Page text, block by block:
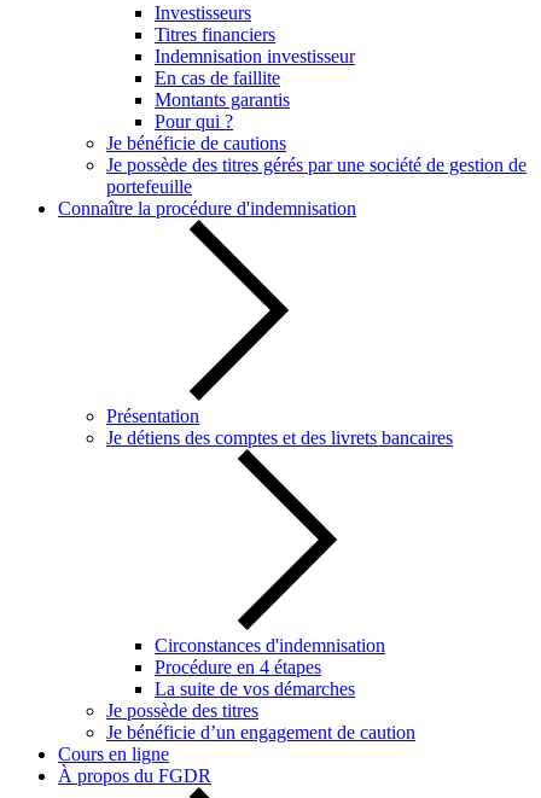
Investisseurs
Titres financiers
Indemnisation investisseur
En cas de faillite
Montants garantis
Pour qui ?
Je bénéficie de cautions
Je possède des titres gérés par une société de gestion de
portefeuille
Connaître la procédure d'indemnisation
Présentation
Je détiens des comptes et des livrets bancaires
Circonstances d'indemnisation
Procédure en 4 étapes
La suite de vos démarches
Je possède des titres
Je bénéficie d’un engagement de caution
Cours en ligne
À propos du FGDR